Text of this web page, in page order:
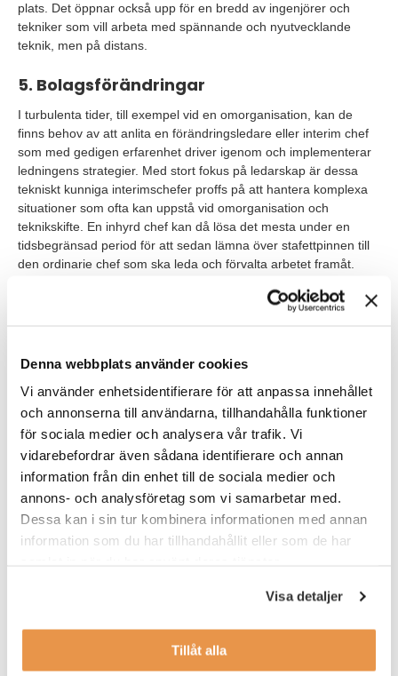
Denna webbplats använder cookies
Vi använder enhetsidentifierare för att anpassa innehållet
och annonserna till användarna, tillhandahålla funktioner
för sociala medier och analysera vår trafik. Vi
vidarebefordrar även sådana identifierare och annan
information från din enhet till de sociala medier och
annons- och analysföretag som vi samarbetar med.
Dessa kan i sin tur kombinera informationen med annan
information som du har tillhandahållit eller som de har
Visa detaljer
Tillåt alla
plats. Det öppnar också upp för en bredd av ingenjörer och
tekniker som vill arbeta med spännande och nyutvecklande
teknik, men på distans.
5. Bolagsförändringar
I turbulenta tider, till exempel vid en omorganisation, kan de
finns behov av att anlita en förändringsledare eller interim chef
som med gedigen erfarenhet driver igenom och implementerar
ledningens strategier. Med stort fokus på ledarskap är dessa
tekniskt kunniga interimschefer proffs på att hantera komplexa
situationer som ofta kan uppstå vid omorganisation och
teknikskifte. En inhyrd chef kan då lösa det mesta under en
tidsbegränsad period för att sedan lämna över stafettpinnen till
den ordinarie chef som ska leda och förvalta arbetet framåt.
Botkyrka
Utvecklare till Pronomic i Sollentuna, Stockholm
Sollentuna
Technical writer till Scanreco AB i Stockholm
Stockholm
6. Uppsägningar eller sjukskrivningar